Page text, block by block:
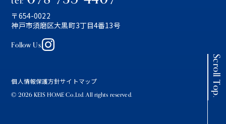
〒654-0022
神戸市須磨区大黒町3丁目4番13号
Follow Us.
個人情報保護方針サイトマップ
© 2026 KEIS HOME Co.,Ltd. All rights reserved. Scroll Top.